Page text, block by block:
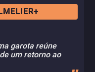
garota reúne
um retorno ao